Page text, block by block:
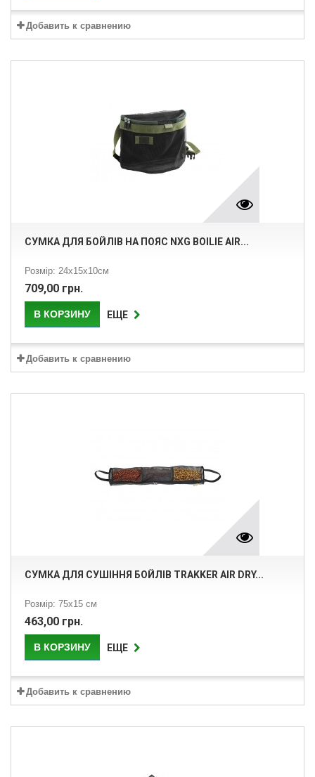
Добавить к сравнению
СУМКА ДЛЯ БОЙЛІВ НА ПОЯС NXG BOILIE AIR...
Розмір: 24х15х10см
709,00 грн.
В КОРЗИНУ ЕЩЕ
Добавить к сравнению
СУМКА ДЛЯ СУШІННЯ БОЙЛІВ TRAKKER AIR DRY...
Розмір: 75x15 см
463,00 грн.
В КОРЗИНУ ЕЩЕ
Добавить к сравнению